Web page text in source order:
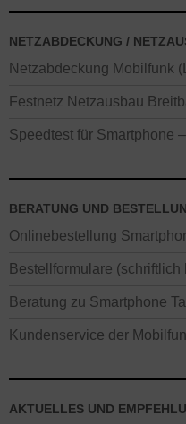
NETZABDECKUNG /
Netzabdeckung Mobilfunk
Festnetz Netzausbau
Speedtest für Smartphone
BERATUNG UND
Onlinebestellung
Bestellformulare (schriftlich
Beratung zu Smartphone
Kundenservice der
AKTUELLES UND